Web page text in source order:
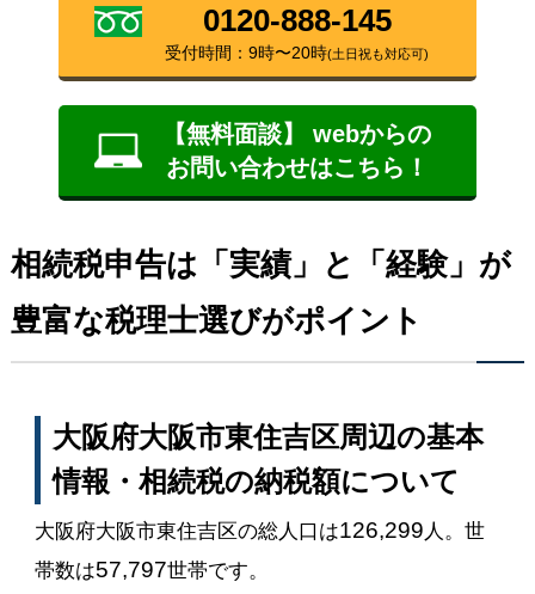
0120-888-145
受付時間：9時〜20時(土日祝も対応可)
【無料面談】 webからの
お問い合わせはこちら！
相続税申告は「実績」と「経験」が
豊富な税理士選びがポイント
大阪府大阪市東住吉区周辺の基本
情報・相続税の納税額について
大阪府大阪市東住吉区の総人口は126,299 人。世
帯数は57,797世帯です。